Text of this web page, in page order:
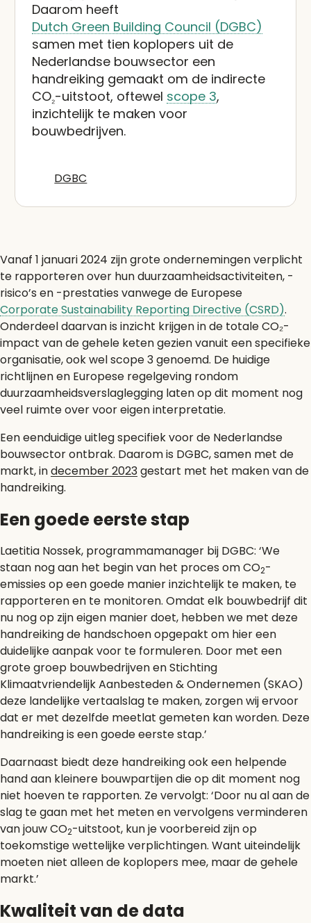
Longreads
Partnernieuws
Daarom heeft
Dutch Green Building Council (DGBC)
samen met tien koplopers uit de
Nederlandse bouwsector een
handreiking gemaakt om de indirecte
CO₂-uitstoot, oftewel scope 3,
inzichtelijk te maken voor
bouwbedrijven.
DGBC
Vanaf 1 januari 2024 zijn grote ondernemingen verplicht
te rapporteren over hun duurzaamheidsactiviteiten, -
risico’s en -prestaties vanwege de Europese
Corporate Sustainability Reporting Directive (CSRD).
Onderdeel daarvan is inzicht krijgen in de totale CO₂-
impact van de gehele keten gezien vanuit een specifieke
organisatie, ook wel scope 3 genoemd. De huidige
richtlijnen en Europese regelgeving rondom
duurzaamheidsverslaglegging laten op dit moment nog
veel ruimte over voor eigen interpretatie.
Een eenduidige uitleg specifiek voor de Nederlandse
bouwsector ontbrak. Daarom is DGBC, samen met de
markt, indecember 2023gestart met het maken van de
handreiking.
Een goede eerste stap
Laetitia Nossek, programmamanager bij DGBC: ‘We
staan nog aan het begin van het proces om CO2-
emissies op een goede manier inzichtelijk te maken, te
rapporteren en te monitoren. Omdat elk bouwbedrijf dit
nu nog op zijn eigen manier doet, hebben we met deze
handreiking de handschoen opgepakt om hier een
duidelijke aanpak voor te formuleren. Door met een
grote groep bouwbedrijven en Stichting
Klimaatvriendelijk Aanbesteden & Ondernemen (SKAO)
deze landelijke vertaalslag te maken, zorgen wij ervoor
dat er met dezelfde meetlat gemeten kan worden. Deze
handreiking is een goede eerste stap.’
Daarnaast biedt deze handreiking ook een helpende
hand aan kleinere bouwpartijen die op dit moment nog
niet hoeven te rapporten. Ze vervolgt: ‘Door nu al aan de
slag te gaan met het meten en vervolgens verminderen
van jouw CO2-uitstoot, kun je voorbereid zijn op
toekomstige wettelijke verplichtingen. Want uiteindelijk
moeten niet alleen de koplopers mee, maar de gehele
markt.’
Kwaliteit van de data